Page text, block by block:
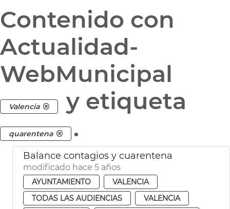
Contenido con
Actualidad-
WebMunicipal
Valencia y etiqueta
quarentena .
Balance contagios y cuarentena
modificado hace 5 años
AYUNTAMIENTO
VALENCIA
TODAS LAS AUDIENCIAS
VALENCIA